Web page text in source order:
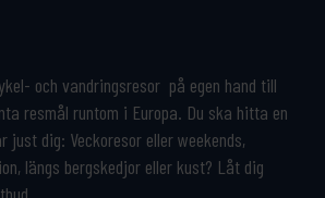
och vandringsresor på egen hand till
resmål runtom i Europa. Du ska hitta en
just dig: Veckoresor eller weekends,
längs bergskedjor eller kust? Låt dig